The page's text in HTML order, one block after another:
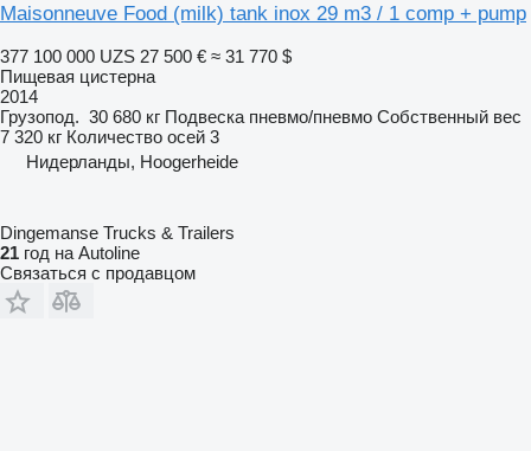
Maisonneuve Food (milk) tank inox 29 m3 / 1 comp + pump
377 100 000 UZS 27 500 € ≈ 31 770 $
Пищевая цистерна
2014
Грузопод. 30 680 кг Подвеска пневмо/пневмо Собственный вес
7 320 кг Количество осей 3
Нидерланды, Hoogerheide
Dingemanse Trucks & Trailers
21 год на Autoline
Связаться с продавцом